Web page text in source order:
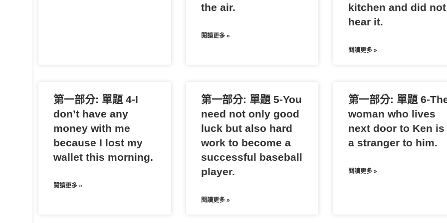
the air.
閱讀更多 »
kitchen and did not
hear it.
閱讀更多 »
第一部分: 單題 4-I
don’t have any
money with me
because I lost my
wallet this morning.
閱讀更多 »
第一部分: 單題 5-You
need not only good
luck but also hard
work to become a
successful baseball
player.
閱讀更多 »
第一部分: 單題 6-
woman who lives
next door to Ken is
a stranger to him.
閱讀更多 »